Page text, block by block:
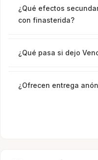
¿Qué efectos
con finasterida?
¿Qué pasa si dejo
¿Ofrecen entrega